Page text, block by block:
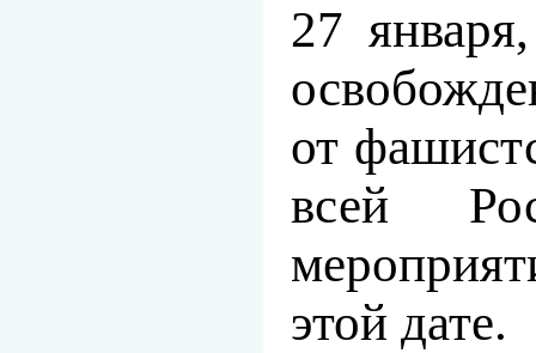
27
от
всей
этой дате.